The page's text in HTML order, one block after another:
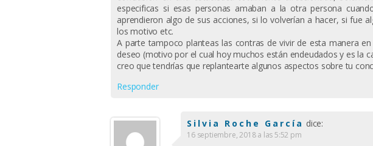
especificas si esas personas amaban a la otra persona
aprendieron algo de sus acciones, si lo volverían a hacer, si fue
los motivo etc.
A parte tampoco planteas las contras de vivir de esta manera
deseo (motivo por el cual hoy muchos están endeudados y es la
creo que tendrías que replantearte algunos aspectos sobre tu
Responder
Silvia Roche García dice:
16 septiembre, 2018 a las 5:52 pm